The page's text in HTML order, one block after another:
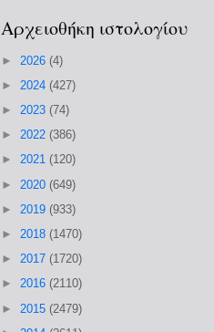
Αρχειοθήκη ιστολογίου
► 2026 (4)
► 2024 (427)
► 2023 (74)
► 2022 (386)
► 2021 (120)
► 2020 (649)
► 2019 (933)
► 2018 (1470)
► 2017 (1720)
► 2016 (2110)
► 2015 (2479)